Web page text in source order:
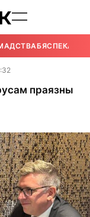
БЯСПЕКА
праязны